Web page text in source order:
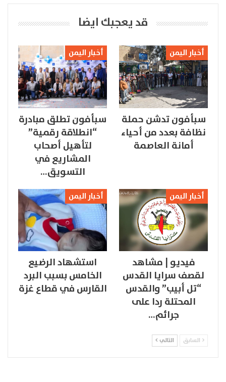
قد يعجبك ايضا
أخبار اليمن
سبأفون تدشن حملة
نظافة بعدد من أحياء
أمانة العاصمة
أخبار اليمن
سبأفون تطلق مبادرة
“انطلاقة رقمية”
لتأهيل أصحاب
المشاريع في
التسويق…
أخبار اليمن
فيديو | مشاهد
لقصف سرايا القدس
“تل أبيب” والقدس
المحتلة ردا على
جرائم…
أخبار اليمن
استشهاد الرضيع
الخامس بسبب البرد
القارس في قطاع غزة
السابق التالي